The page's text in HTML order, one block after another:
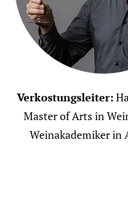
Verkostungsleiter:
Master of Arts in
Weinakademiker in